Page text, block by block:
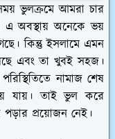
ভুলক্রমে আমরা চার
এ অবস্থায় অনেকে ভয়
কিন্তু ইসলামে এমন
এবং তা খুবই সহজ।
নামাজ শেষ
যায়। তাই ভুল করে
পড়ার প্রয়োজন নেই।